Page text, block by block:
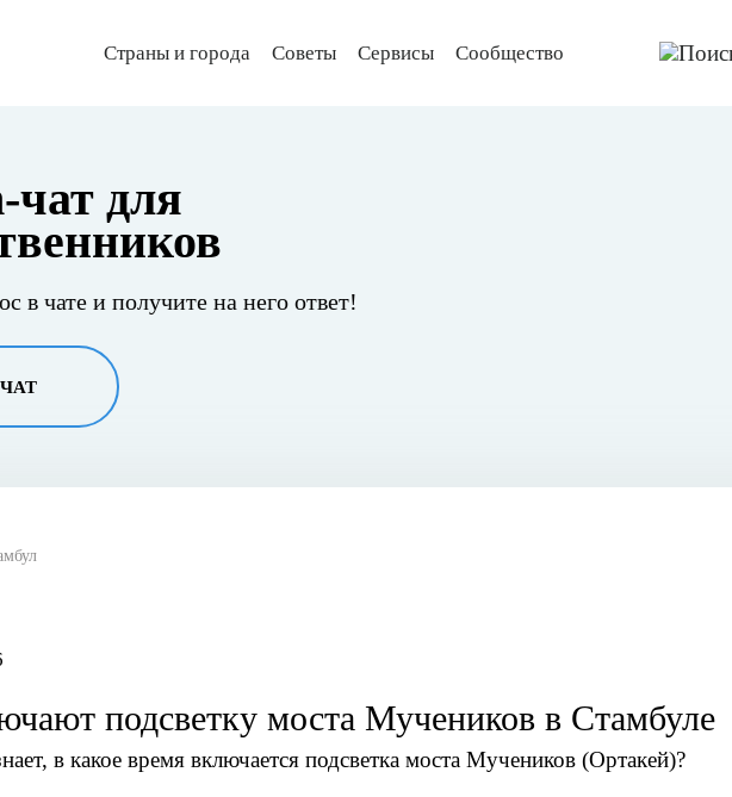
Страны и города Советы Сервисы Сообщество
чат для
в чате и получите на него ответ!
подсветку моста Мучеников в Стамбуле
в какое время включается подсветка моста Мучеников (Ортакей)?